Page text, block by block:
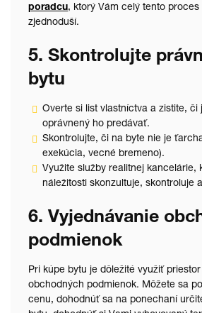
poradcu, ktorý Vám celý tento
zjednoduší.
5. Skontrolujte
bytu
Overte si list vlastníctva a zistite, či
oprávnený ho predávať.
Skontrolujte, či na byte nie je
exekúcia, vecné bremeno).
Využite služby realitnej kancelárie,
náležitosti skonzultuje, skontroluje
6. Vyjednávanie
podmienok
Pri kúpe bytu je dôležité využiť
obchodných podmienok. Môžete sa
cenu, dohodnúť sa na ponechaní